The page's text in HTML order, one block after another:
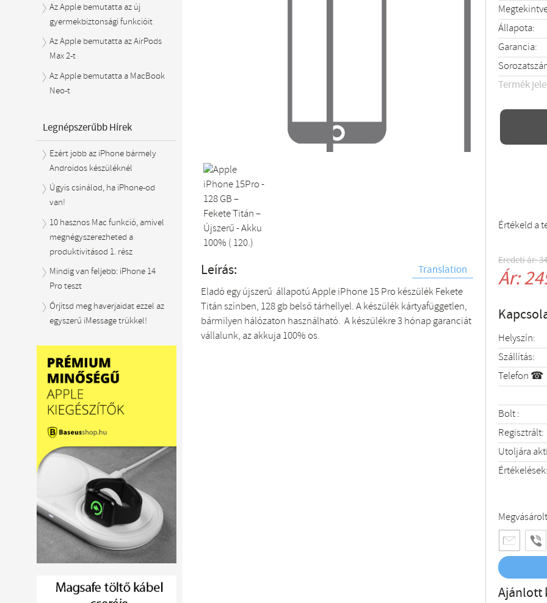
Leírás:
Translation
Eladó egy újszerű állapotú Apple iPhone 15 Pro készülék Fekete
Titán színben, 128 gb belső tárhellyel. A készülék kártyafüggetlen,
bármilyen hálózaton használható. A készülékre 3 hónap garanciát
vállalunk, az akkuja 100% os.
Állapota:
Garancia:
Termék
Értékeld a
Eredeti ár:
Ár:
Helyszín:
Szállítás:
Telefon ☎
Bolt :
Regisztrált:
Utoljára
Ajánlott
Az Apple bemutatta az új
gyermekbiztonsági funkcióit
Az Apple bemutatta az AirPods
Max 2-t
Az Apple bemutatta a MacBook
Neo-t
Legnépszerűbb Hírek
Ezért jobb az iPhone bármely
Androidos készüléknél
Úgyis csinálod, ha iPhone-od
van!
10 hasznos Mac funkció, amivel
megnégyszerezheted a
produktivitásod 1. rész
Mindig van feljebb: iPhone 14
Pro teszt
Őrjítsd meg haverjaidat ezzel az
egyszerű iMessage trükkel!